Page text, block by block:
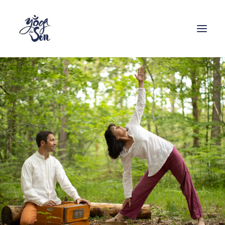
Formations
Stages
Cours
Ressources
Enseignants
Contact